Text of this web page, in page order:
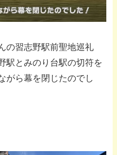
の習志野駅前聖地巡礼
駅とみのり台駅の切符を
がら幕を閉じたのでし